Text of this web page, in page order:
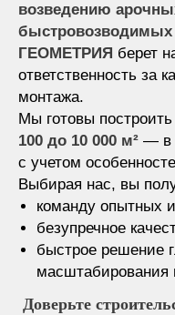
возведению
быстровозводимых
ГЕОМЕТРИЯ берет
ответственность за
монтажа.
Мы готовы
100 до 10 000 м² — в
с учетом
Выбирая нас, вы
команду опытных
безупречное
быстрое решение
масштабирования
Доверьте